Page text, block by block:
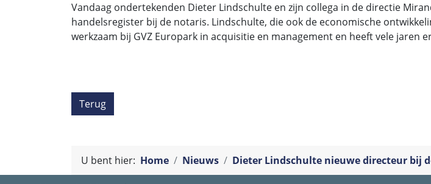
Vandaag ondertekenden Dieter Lindschulte en zijn collega in de directie
handelsregister bij de notaris. Lindschulte, die ook de economische
werkzaam bij GVZ Europark in acquisitie en management en heeft vele jaren
Terug
U bent hier: Home Nieuws Dieter Lindschulte nieuwe directeur bij